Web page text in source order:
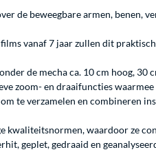
de beweegbare armen, benen,
vanaf 7 jaar zullen dit
de mecha ca. 10 cm hoog, 30
zoom- en draaifuncties
te verzamelen en combineren
kwaliteitsnormen, waardoor ze
geplet, gedraaid en